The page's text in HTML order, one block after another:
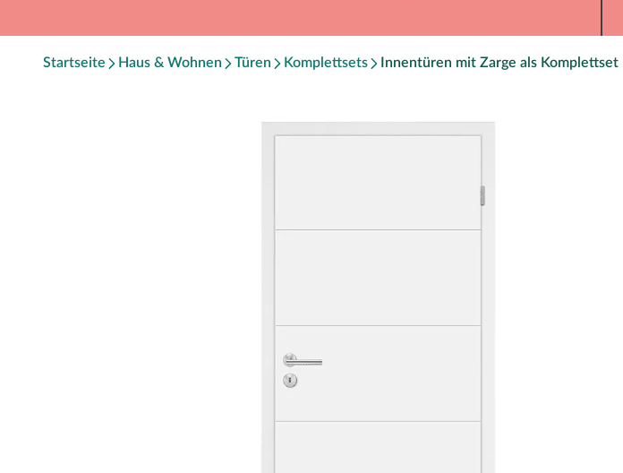
Startseite Haus & Wohnen Türen Komplettsets Innentüren mit Zarge als Komplettset